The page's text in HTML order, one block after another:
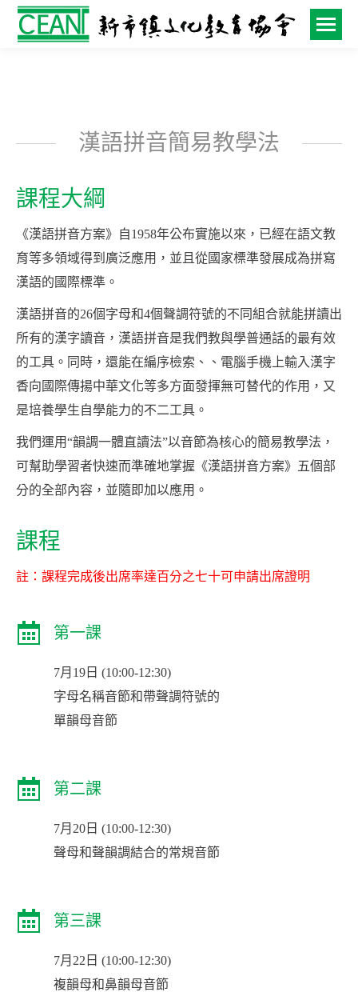
漢語拼音簡易教學法
課程大綱
《漢語拼音方案》自1958年公布實施以來，已經在語文教
育等多領域得到廣泛應用，並且從國家標準發展成為拼寫
漢語的國際標準。
漢語拼音的26個字母和4個聲調符號的不同組合就能拼讀出
所有的漢字讀音，漢語拼音是我們教與學普通話的最有效
的工具。同時，還能在編序檢索、、電腦手機上輸入漢字
香向國際傳揚中華文化等多方面發揮無可替代的作用，又
是培養學生自學能力的不二工具。
我們運用“韻調一體直讀法”以音節為核心的簡易教學法，
可幫助學習者快速而準確地掌握《漢語拼音方案》五個部
分的全部內容，並隨即加以應用。
課程
註：課程完成後出席率達百分之七十可申請出席證明
第一課
7月19日 (10:00-12:30)
字母名稱音節和帶聲調符號的
單韻母音節
第二課
7月20日 (10:00-12:30)
聲母和聲韻調結合的常規音節
第三課
7月22日 (10:00-12:30)
複韻母和鼻韻母音節